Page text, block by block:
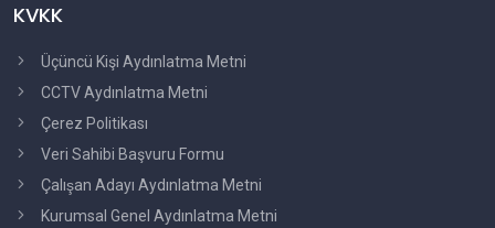
KVKK
Üçüncü Kişi Aydınlatma Metni
CCTV Aydınlatma Metni
Çerez Politikası
Veri Sahibi Başvuru Formu
Çalışan Adayı Aydınlatma Metni
Kurumsal Genel Aydınlatma Metni